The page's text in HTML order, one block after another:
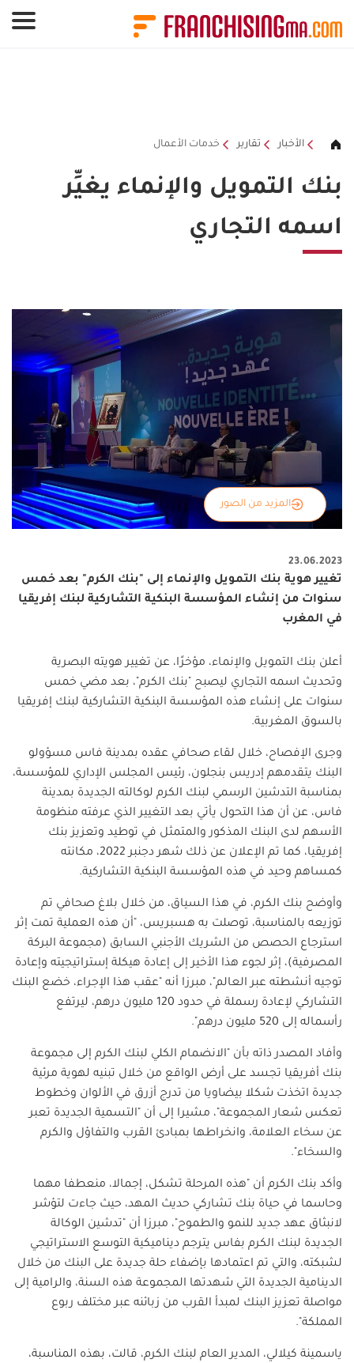
الأخبار تقارير خدمات الأعمال
بنك التمويل والإنماء يغيِّر
اسمه التجاري
المزيد من الصور
23.06.2023
تغيير هوية بنك التمويل والإنماء إلى "بنك الكرم" بعد خمس
سنوات من إنشاء المؤسسة البنكية التشاركية لبنك إفريقيا
في المغرب
أعلن بنك التمويل والإنماء، مؤخرًا، عن تغيير هويته البصرية
وتحديث اسمه التجاري ليصبح "بنك الكرم"، بعد مضي خمس
سنوات على إنشاء هذه المؤسسة البنكية التشاركية لبنك إفريقيا
بالسوق المغربية.
وجرى الإفصاح، خلال لقاء صحافي عقده بمدينة فاس مسؤولو
البنك يتقدمهم إدريس بنجلون، رئيس المجلس الإداري للمؤسسة،
بمناسبة التدشين الرسمي لبنك الكرم لوكالته الجديدة بمدينة
فاس، عن أن هذا التحول يأتي بعد التغيير الذي عرفته منظومة
الأسهم لدى البنك المذكور والمتمثل في توطيد وتعزيز بنك
إفريقيا، كما تم الإعلان عن ذلك شهر دجنبر 2022، مكانته
كمساهم وحيد في هذه المؤسسة البنكية التشاركية.
وأوضح بنك الكرم، في هذا السياق، من خلال بلاغ صحافي تم
توزيعه بالمناسبة، توصلت به هسبريس، "أن هذه العملية تمت إثر
استرجاع الحصص من الشريك الأجنبي السابق (مجموعة البركة
المصرفية)، إثر لجوء هذا الأخير إلى إعادة هيكلة إستراتيجيته وإعادة
توجيه أنشطته عبر العالم"، مبرزا أنه "عقب هذا الإجراء، خضع البنك
التشاركي لإعادة رسملة في حدود 120 مليون درهم، ليرتفع
رأسماله إلى 520 مليون درهم".
وأفاد المصدر ذاته بأن "الانضمام الكلي لبنك الكرم إلى مجموعة
بنك أفريقيا تجسد على أرض الواقع من خلال تبنيه لهوية مرئية
جديدة اتخذت شكلا بيضاويا من تدرج أزرق في الألوان وخطوط
تعكس شعار المجموعة"، مشيرا إلى أن "التسمية الجديدة تعبر
عن سخاء العلامة، وانخراطها بمبادئ القرب والتفاؤل والكرم
والسخاء".
وأكد بنك الكرم أن "هذه المرحلة تشكل، إجمالا، منعطفا مهما
وحاسما في حياة بنك تشاركي حديث المهد، حيث جاءت لتؤشر
لانبثاق عهد جديد للنمو والطموح"، مبرزا أن "تدشين الوكالة
الجديدة لبنك الكرم بفاس يترجم ديناميكية التوسع الاستراتيجي
لشبكته، والتي تم اعتمادها بإضفاء حلة جديدة على البنك من خلال
الدينامية الجديدة التي شهدتها المجموعة هذه السنة، والرامية إلى
مواصلة تعزيز البنك لمبدأ القرب من زبائنه عبر مختلف ربوع
المملكة".
ياسمينة كيلالي، المدير العام لبنك الكرم، قالت، بهذه المناسبة،
لوحة إدارة ملفات تعريف الارتباط